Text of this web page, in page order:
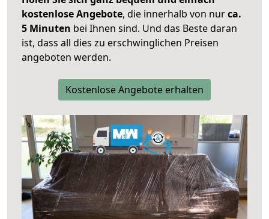
kostenlose Angebote, die innerhalb von nurca.
5 Minuten bei Ihnen sind. Und das Beste daran
ist, dass all dies zu erschwinglichen Preisen
angeboten werden.
Kostenlose Angebote erhalten